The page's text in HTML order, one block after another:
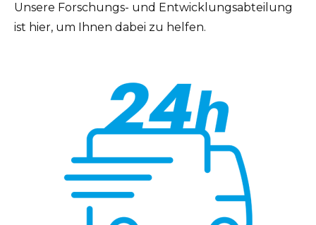
Unsere Forschungs- und Entwicklungsabteilung
ist hier, um Ihnen dabei zu helfen.